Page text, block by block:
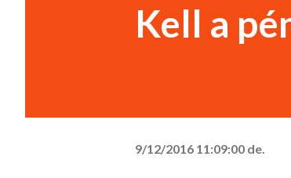
Kell a
9/12/2016 11:09:00 de.